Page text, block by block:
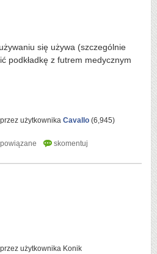
się używa (szczególnie
podkładkę z futrem medycznym
przez użytkownika Cavallo (6,945)
przez użytkownika Konik